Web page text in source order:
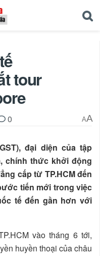
tour
0 AA
đại diện của tập
chính thức khởi động
cấp từ TP.HCM đến
tiến mới trong việc
tế đến gần hơn với
vào tháng 6 tới,
huyền thoại của châu